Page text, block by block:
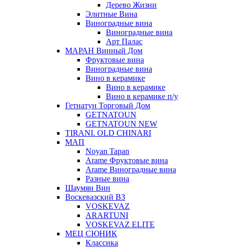
Дерево Жизни
Элитные Вина
Виноградные вина
Виноградные вина
Арт Палас
МАРАН Винный Дом
Фруктовые вина
Виноградные вина
Вино в керамике
Вино в керамике
Вино в керамике п/у
Гетнатун Торговый Дом
GETNATOUN
GETNATOUN NEW
TIRANI. OLD CHINARI
МАП
Noyan Tapan
Arame Фруктовые вина
Arame Виноградные вина
Разные вина
Шаумян Вин
Воскевазский ВЗ
VOSKEVAZ
ARARTUNI
VOSKEVAZ ELITE
МЕЦ СЮНИК
Классика